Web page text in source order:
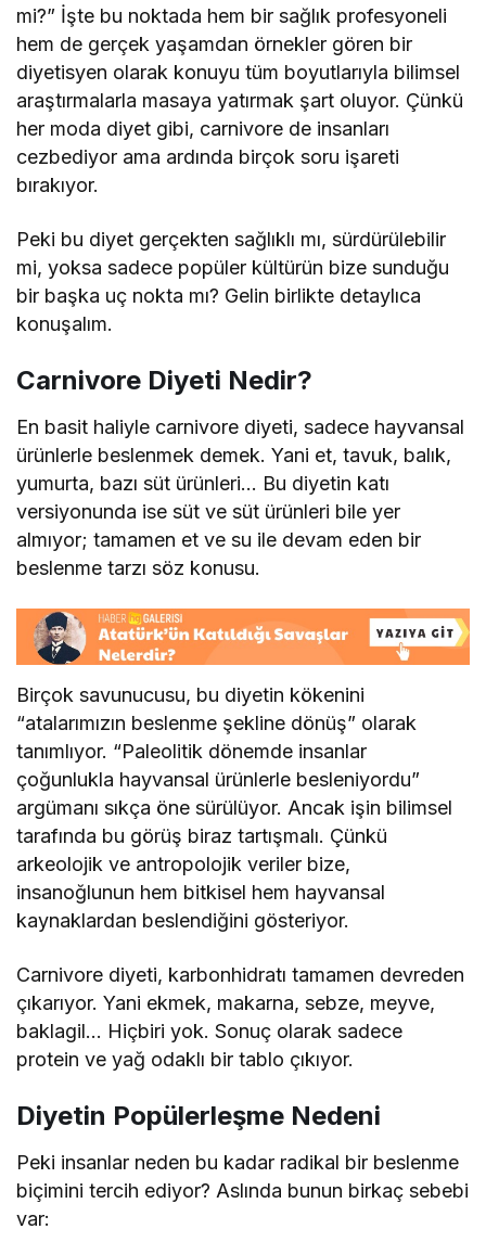
mi?” İşte bu noktada hem bir sağlık profesyoneli
hem de gerçek yaşamdan örnekler gören bir
diyetisyen olarak konuyu tüm boyutlarıyla bilimsel
araştırmalarla masaya yatırmak şart oluyor. Çünkü
her moda diyet gibi, carnivore de insanları
cezbediyor ama ardında birçok soru işareti
bırakıyor.
Peki bu diyet gerçekten sağlıklı mı, sürdürülebilir
mi, yoksa sadece popüler kültürün bize sunduğu
bir başka uç nokta mı? Gelin birlikte detaylıca
konuşalım.
Carnivore Diyeti Nedir?
En basit haliyle carnivore diyeti, sadece hayvansal
ürünlerle beslenmek demek. Yani et, tavuk, balık,
yumurta, bazı süt ürünleri… Bu diyetin katı
versiyonunda ise süt ve süt ürünleri bile yer
almıyor; tamamen et ve su ile devam eden bir
beslenme tarzı söz konusu.
Birçok savunucusu, bu diyetin kökenini
“atalarımızın beslenme şekline dönüş” olarak
tanımlıyor. “Paleolitik dönemde insanlar
çoğunlukla hayvansal ürünlerle besleniyordu”
argümanı sıkça öne sürülüyor. Ancak işin bilimsel
tarafında bu görüş biraz tartışmalı. Çünkü
arkeolojik ve antropolojik veriler bize,
insanoğlunun hem bitkisel hem hayvansal
kaynaklardan beslendiğini gösteriyor.
Carnivore diyeti, karbonhidratı tamamen devreden
çıkarıyor. Yani ekmek, makarna, sebze, meyve,
baklagil… Hiçbiri yok. Sonuç olarak sadece
protein ve yağ odaklı bir tablo çıkıyor.
Diyetin Popülerleşme Nedeni
Peki insanlar neden bu kadar radikal bir beslenme
biçimini tercih ediyor? Aslında bunun birkaç sebebi
var: